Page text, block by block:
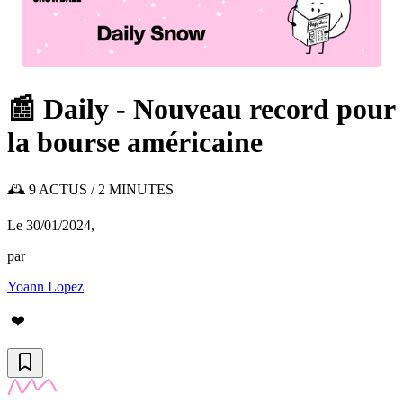
📰 Daily - Nouveau record pour
la bourse américaine
🕰️ 9 ACTUS / 2 MINUTES
Le 30/01/2024,
par
Yoann Lopez
❤️